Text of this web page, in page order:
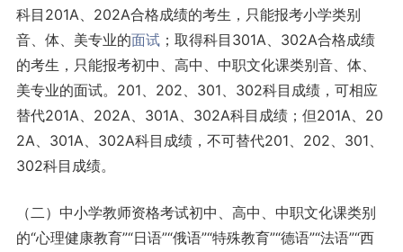
科目201A、202A合格成绩的考生，只能报考小学类别
音、体、美专业的面试；取得科目301A、302A合格成绩
的考生，只能报考初中、高中、中职文化课类别音、体、
美专业的面试。201、202、301、302科目成绩，可相应
替代201A、202A、301A、302A科目成绩；但201A、20
2A、301A、302A科目成绩，不可替代201、202、301、
302科目成绩。
（二）中小学教师资格考试初中、高中、中职文化课类别
的“心理健康教育”“日语”“俄语”“特殊教育”“德语”“法语”“西